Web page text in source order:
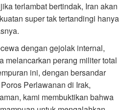
terlambat bertindak, Iran akan
super tak tertandingi hanya
dengan gejolak internal,
melancarkan perang militer total
ini, dengan bersandar
Perlawanan di Irak,
kami membuktikan bahwa